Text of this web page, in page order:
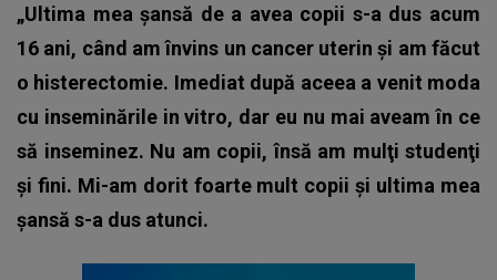
„Ultima mea şansă de a avea copii s-a dus acum
16 ani, când am învins un cancer uterin şi am făcut
o histerectomie. Imediat după aceea a venit moda
cu inseminările in vitro, dar eu nu mai aveam în ce
să inseminez. Nu am copii, însă am mulţi studenţi
şi fini. Mi-am dorit foarte mult copii şi ultima mea
şansă s-a dus atunci.